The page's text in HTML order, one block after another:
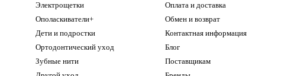
Электрощетки
Ополаскиватели+
Дети и подростки
Ортодонтический уход
Зубные нити
Оплата и доставка
Обмен и возврат
Контактная информация
Блог
Поставщикам